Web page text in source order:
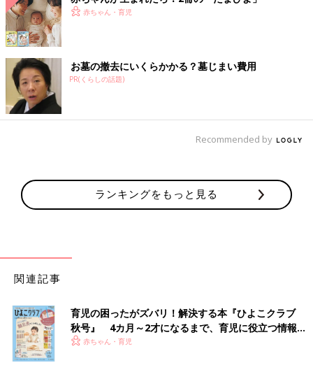
赤ちゃん・育児
お墓の撤去にいくらかかる？墓じまい費用
PR(くらしの話題)
Recommended by
ランキングをもっと見る
関連記事
育児の困ったがズバリ！解決する本『ひよこクラブ
秋号』 4カ月～2才になるまで、育児に役立つ情報が
いっぱい！
赤ちゃん・育児